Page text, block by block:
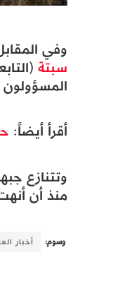
وفي المقابل؛ تدفق نحو 8 آلاف مهاجر
سبتة
المسؤولون
أقرأ أيضاً:
وتتنازع
منذ أن أنهت
وسوم: أخبار